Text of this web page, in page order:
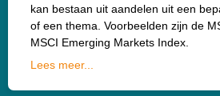
kan bestaan uit aandelen uit een
of een thema. Voorbeelden zijn de
MSCI Emerging Markets Index.
Lees meer...